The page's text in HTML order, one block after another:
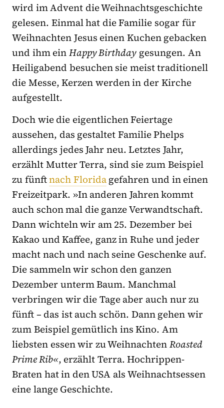
wird im Advent die Weihnachtsgeschichte
gelesen. Einmal hat die Familie sogar für
Weihnachten Jesus einen Kuchen gebacken
und ihm einHappy Birthday gesungen. An
Heiligabend besuchen sie meist traditionell
die Messe, Kerzen werden in der Kirche
aufgestellt.
Doch wie die eigentlichen Feiertage
aussehen, das gestaltet Familie Phelps
allerdings jedes Jahr neu. Letztes Jahr,
erzählt Mutter Terra, sind sie zum Beispiel
zu fünftnach Floridagefahren und in einen
Freizeitpark. »In anderen Jahren kommt
auch schon mal die ganze Verwandtschaft.
Dann wichteln wir am 25. Dezember bei
Kakao und Kaffee, ganz in Ruhe und jeder
macht nach und nach seine Geschenke auf.
Die sammeln wir schon den ganzen
Dezember unterm Baum. Manchmal
verbringen wir die Tage aber auch nur zu
fünft – das ist auch schön. Dann gehen wir
zum Beispiel gemütlich ins Kino. Am
liebsten essen wir zu WeihnachtenRoasted
Prime Rib«, erzählt Terra. Hochrippen-
Braten hat in den USA als Weihnachtsessen
eine lange Geschichte.